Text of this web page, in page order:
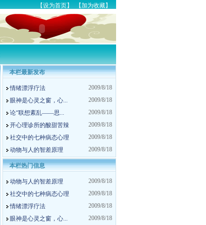
【设为首页】 【加为收藏】
本栏最新发布
情绪漂浮疗法
2009/8/18
眼神是心灵之窗，心...
2009/8/18
论“联想紊乱——思...
2009/8/18
开心理诊所的酸甜苦辣
2009/8/18
社交中的七种病态心理
2009/8/18
动物与人的智差原理
2009/8/18
本栏热门信息
动物与人的智差原理
2009/8/18
社交中的七种病态心理
2009/8/18
情绪漂浮疗法
2009/8/18
眼神是心灵之窗，心...
2009/8/18